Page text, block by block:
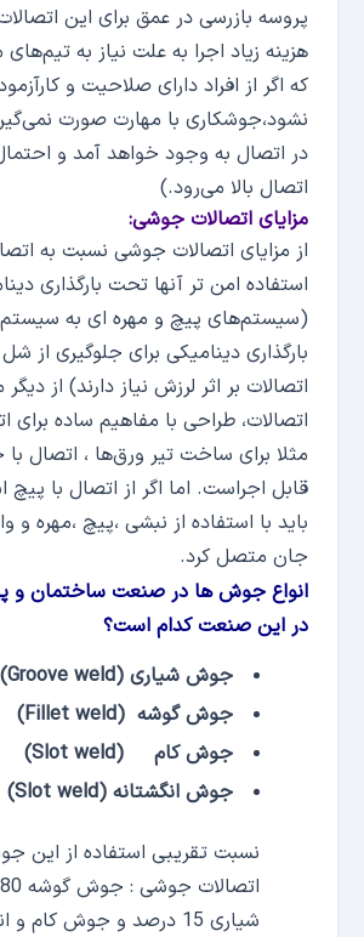
پروسه بازرسی در عمق برای این
هزینه زیاد اجرا به علت نیاز به
که اگر از افراد دارای صلاحیت و
نشود،جوشکاری با مهارت صورت
در اتصال به وجود خواهد آمد و
اتصال بالا می‌رود.)
مزایای اتصالات جوشی:
از مزایای اتصالات جوشی نسبت به
استفاده امن تر آنها تحت بارگذاری
(سیستم‌های پیچ و مهره ای به سیستم
بارگذاری دینامیکی برای جلوگیری از
اتصالات بر اثر لرزش نیاز دارند) از
اتصالات، طراحی با مفاهیم ساده برای
مثلا برای ساخت تیر ورق‌ها ، اتصال
قابل اجراست. اما اگر از اتصال با پیچ
باید با استفاده از نبشی ،پیچ ،مهره و
جان متصل کرد.
انواع جوش ها در صنعت ساختمان و
در این صنعت کدام است؟
جوش شیاری (Groove weld)
جوش گوشه (Fillet weld)
جوش کام (Slot weld)
جوش انگشتانه (Slot weld)
نسبت تقریبی استفاده از این